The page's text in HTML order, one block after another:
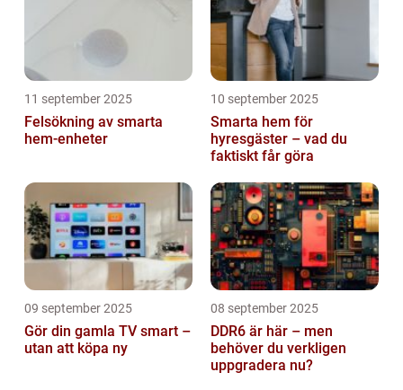
11 september 2025
Felsökning av smarta
hem-enheter
10 september 2025
Smarta hem för
hyresgäster – vad du
faktiskt får göra
09 september 2025
Gör din gamla TV smart –
utan att köpa ny
08 september 2025
DDR6 är här – men
behöver du verkligen
uppgradera nu?